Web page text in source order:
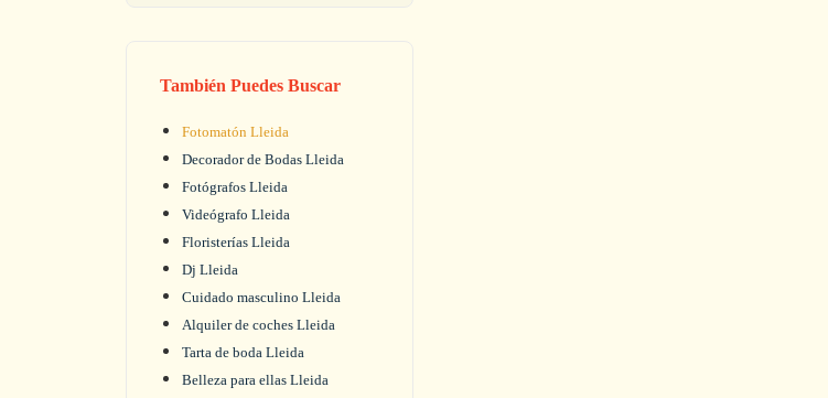
También Puedes Buscar
Fotomatón Lleida
Decorador de Bodas Lleida
Fotógrafos Lleida
Videógrafo Lleida
Floristerías Lleida
Dj Lleida
Cuidado masculino Lleida
Alquiler de coches Lleida
Tarta de boda Lleida
Belleza para ellas Lleida